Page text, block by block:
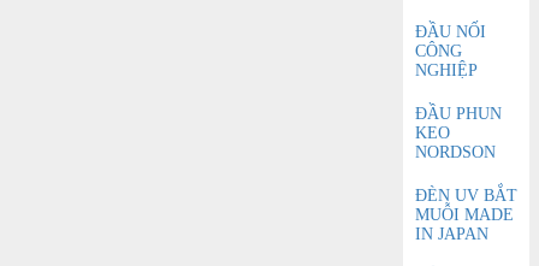
ĐẦU NỐI
CÔNG
NGHIỆP
ĐẦU PHUN
KEO
NORDSON
ĐÈN UV BẮT
MUỖI MADE
IN JAPAN